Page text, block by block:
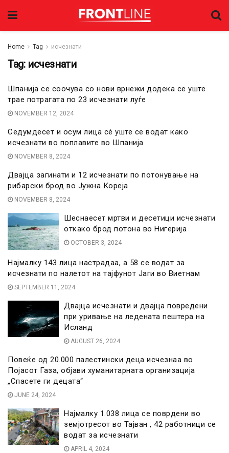
Home Tag исчезнати
Tag: исчезнати
Шпанија се соочува со нови врнежи додека се уште
трае потрагата по 23 исчезнати луѓе
NOVEMBER 12, 2024
Седумдесет и осум лица сè уште се водат како
исчезнати во поплавите во Шпанија
NOVEMBER 8, 2024
Двајца загинати и 12 исчезнати по потонување на
рибарски брод во Јужна Кореја
NOVEMBER 8, 2024
Шеснаесет мртви и десетици исчезнати
откако брод потона во Нигерија
OCTOBER 3, 2024
Најмалку 143 лица настрадаа, а 58 се водат за
исчезнати по налетот на тајфунот Јаги во Виетнам
SEPTEMBER 11, 2024
Двајца исчезнати и двајца повредени
при уривање на ледената пештера на
Исланд
AUGUST 26, 2024
Повеќе од 20.000 палестински деца исчезнаа во
Појасот Газа, објави хуманитарната организација
„Спасете ги децата“
JUNE 24, 2024
Најмалку 1.038 лица се поврдени во
земјотресот во Тајван , 42 работници се
водат за исчезнати
APRIL 4, 2024